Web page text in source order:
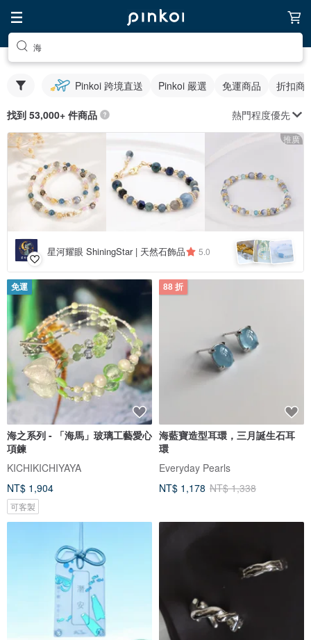
海
Pinkoi 跨境直送 Pinkoi 嚴選 免運商品 折扣商
找到 53,000+ 件商品 熱門程度優先
推廣
星河耀眼 ShiningStar | 天然石飾品 5.0
免運
海之系列 - 「海馬」玻璃工藝愛心
項鍊
KICHIKICHIYAYA
NT$ 1,904
可客製
88 折
海藍寶造型耳環，三月誕生石耳
環
Everyday Pearls
NT$ 1,178 NT$ 1,338